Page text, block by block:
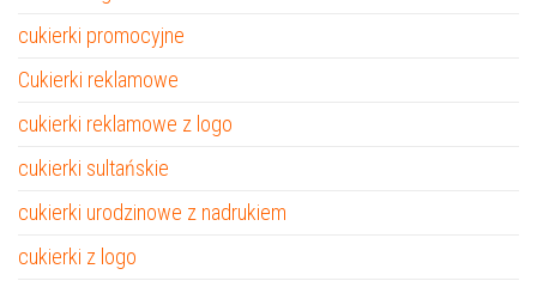
cukierki promocyjne
Cukierki reklamowe
cukierki reklamowe z logo
cukierki sultańskie
cukierki urodzinowe z nadrukiem
cukierki z logo